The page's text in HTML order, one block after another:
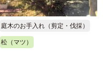
庭木のお手入れ（剪定・伐採）
松（マツ）